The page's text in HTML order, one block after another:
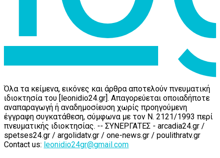
Όλα τα κείμενα, εικόνες και άρθρα αποτελούν πνευματική
ιδιοκτησία του [leonidio24.gr]. Απαγορεύεται οποιαδήποτε
αναπαραγωγή ή αναδημοσίευση χωρίς προηγούμενη
έγγραφη συγκατάθεση, σύμφωνα με τον Ν. 2121/1993 περί
πνευματικής ιδιοκτησίας. -- ΣΥΝΕΡΓΑΤΕΣ - arcadia24.gr /
spetses24.gr / argolidatv.gr / one-news.gr / poulithratv.gr
Contact us: leonidio24gr@gmail.com